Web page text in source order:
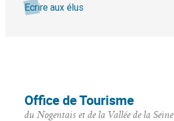
Ecrire aux élus
Office de Tourisme
du Nogentais et de la Vallée de la Seine